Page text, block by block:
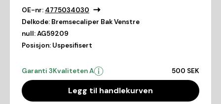
OE-nr: 4775034030
Delkode: Bremsecaliper Bak Venstre
null:AG59209
Posisjon: Uspesifisert
Garanti 3Kvaliteten A 500 SEK
Legg til handlekurven